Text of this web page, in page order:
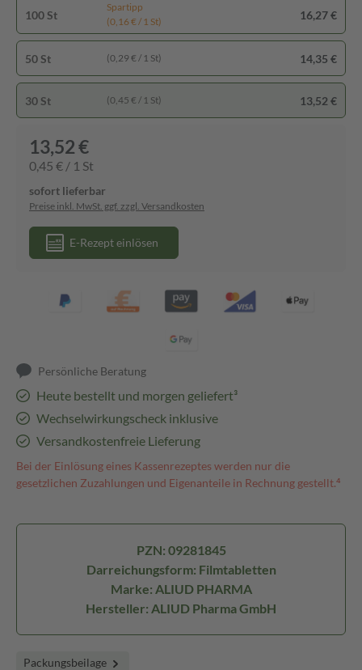
100 St
Spartipp
(0,16 € / 1 St)
16,27 €
50 St (0,29 € / 1 St) 14,35 €
30 St (0,45 € / 1 St) 13,52 €
13,52 €
0,45 € / 1 St
sofort lieferbar
Preise inkl. MwSt. ggf. zzgl. Versandkosten
E-Rezept einlösen
Persönliche Beratung
Heute bestellt und morgen geliefert³
Wechselwirkungscheck inklusive
Versandkostenfreie Lieferung
Bei der Einlösung eines Kassenrezeptes werden nur die
gesetzlichen Zuzahlungen und Eigenanteile in Rechnung gestellt.⁴
PZN: 09281845
Darreichungsform: Filmtabletten
Marke: ALIUD PHARMA
Hersteller: ALIUD Pharma GmbH
Packungsbeilage